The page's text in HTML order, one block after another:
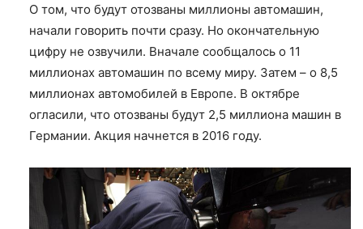
О том, что будут отозваны миллионы автомашин,
начали говорить почти сразу. Но окончательную
цифру не озвучили. Вначале сообщалось о 11
миллионах автомашин по всему миру. Затем – о 8,5
миллионах автомобилей в Европе. В октябре
огласили, что отозваны будут 2,5 миллиона машин в
Германии. Акция начнется в 2016 году.